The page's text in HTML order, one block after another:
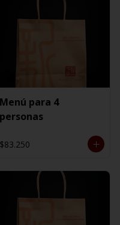
Menú para 4
personas
$83.250